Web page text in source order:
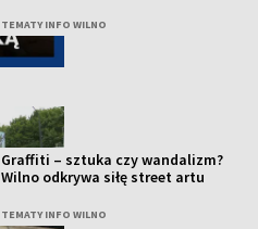
TEMATY INFO WILNO
Graffiti – sztuka czy wandalizm?
Wilno odkrywa siłę street artu
TEMATY INFO WILNO